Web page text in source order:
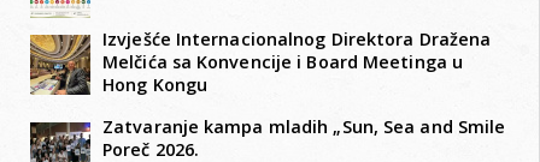
Izvješće Internacionalnog Direktora Dražena
Melčića sa Konvencije i Board Meetinga u
Hong Kongu
Zatvaranje kampa mladih „Sun, Sea and Smile
Poreč 2026.